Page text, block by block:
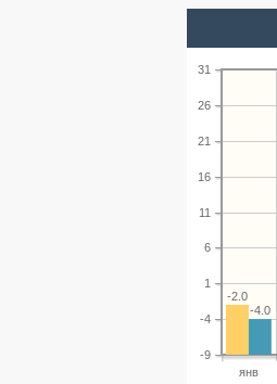
янв
-9
-4
1
6
11
16
21
26
31
-2.0
-4.0